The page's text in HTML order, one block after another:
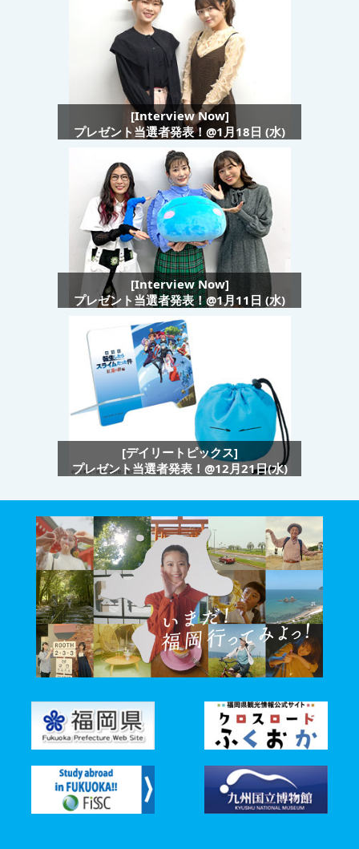
[Interview Now]
プレゼント当選者発表！@1月18日 (水)
[Interview Now]
プレゼント当選者発表！@1月11日 (水)
[デイリートピックス]
プレゼント当選者発表！@12月21日(水)